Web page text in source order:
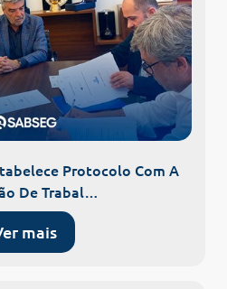
Protocolo Com A
De Trabal…
mais